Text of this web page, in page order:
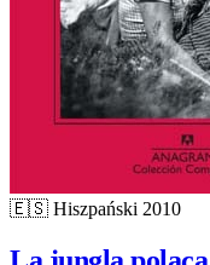
🇪🇸 Hiszpański 2010